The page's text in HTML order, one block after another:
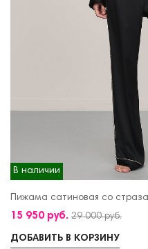
В наличии
Пижама сатиновая со
15 950 руб. 29 000 руб.
ДОБАВИТЬ В КОРЗИНУ